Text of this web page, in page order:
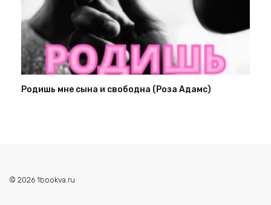
Родишь мне сына и свободна (Роза Адамс)
© 2026 1bookva.ru